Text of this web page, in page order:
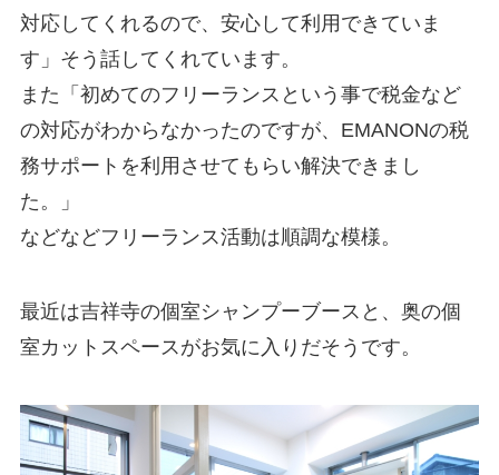
対応してくれるので、安心して利用できていま
す」そう話してくれています。
また「初めてのフリーランスという事で税金など
の対応がわからなかったのですが、EMANONの税
務サポートを利用させてもらい解決できまし
た。」
などなどフリーランス活動は順調な模様。
最近は吉祥寺の個室シャンプーブースと、奥の個
室カットスペースがお気に入りだそうです。